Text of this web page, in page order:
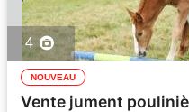
4
NOUVEAU
Vente jument